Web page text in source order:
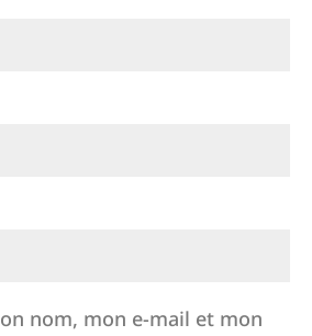
nom, mon e-mail et mon